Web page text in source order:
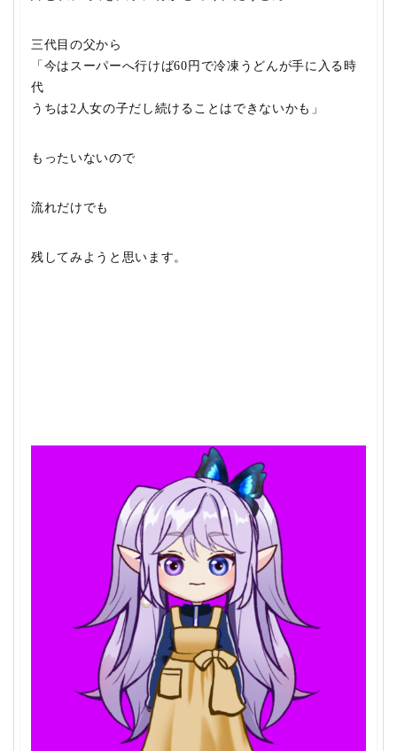
三代目の父から
「今はスーパーへ行けば60円で冷凍うどんが手に入る時
代
うちは2人女の子だし続けることはできないかも」
もったいないので
流れだけでも
残してみようと思います。